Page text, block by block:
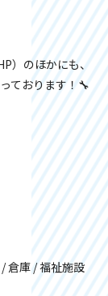
）のほかにも、
ております！🔧
倉庫 / 福祉施設